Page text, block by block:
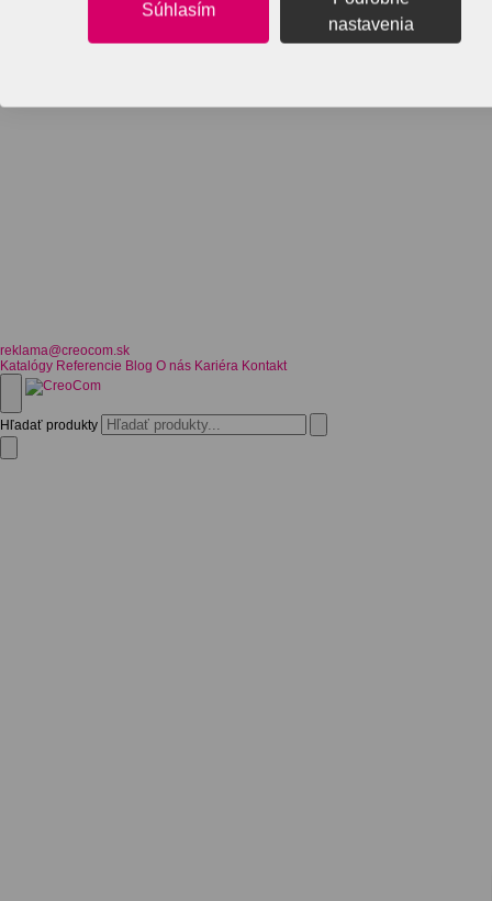
reklama@creocom.sk
Katalógy Referencie Blog O nás Kariéra Kontakt
Hľadať produkty
Súhlasím
nastavenia